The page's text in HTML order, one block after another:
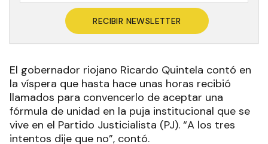
RECIBIR NEWSLETTER
El gobernador riojano Ricardo Quintela contó en
la víspera que hasta hace unas horas recibió
llamados para convencerlo de aceptar una
fórmula de unidad en la puja institucional que se
vive en el Partido Justicialista (PJ). “A los tres
intentos dije que no”, contó.